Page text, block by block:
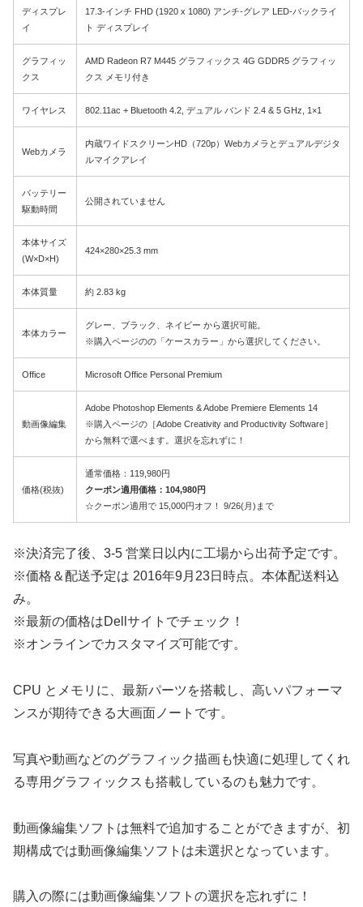
ディスプレ
イ
17.3-インチ FHD (1920 x 1080) アンチ-グレア LED-バックライ
ト ディスプレイ
グラフィッ
クス
AMD Radeon R7 M445 グラフィックス 4G GDDR5 グラフィッ
クス メモリ付き
ワイヤレス 802.11ac + Bluetooth 4.2, デュアル バンド 2.4 & 5 GHz, 1×1
Webカメラ
内蔵ワイドスクリーンHD（720p）Webカメラとデュアルデジタ
ルマイクアレイ
バッテリー
駆動時間
公開されていません
本体サイズ
(W×D×H)
424×280×25.3 mm
本体質量 約 2.83 kg
本体カラー
グレー、ブラック、ネイビー から選択可能。
※購入ページのの「ケースカラー」から選択してください。
Office Microsoft Office Personal Premium
動画像編集
Adobe Photoshop Elements & Adobe Premiere Elements 14
※購入ページの［Adobe Creativity and Productivity Software］
から無料で選べます。選択を忘れずに！
価格(税抜)
通常価格：119,980円
クーポン適用価格：104,980円
☆クーポン適用で 15,000円オフ！ 9/26(月)まで
※決済完了後、3-5 営業日以内に工場から出荷予定です。
※価格＆配送予定は 2016年9月23日時点。本体配送料込
み。
※最新の価格はDellサイトでチェック！
※オンラインでカスタマイズ可能です。
CPU とメモリに、最新パーツを搭載し、高いパフォーマ
ンスが期待できる大画面ノートです。
写真や動画などのグラフィック描画も快適に処理してくれ
る専用グラフィックスも搭載しているのも魅力です。
動画像編集ソフトは無料で追加することができますが、初
期構成では動画像編集ソフトは未選択となっています。
購入の際には動画像編集ソフトの選択を忘れずに！